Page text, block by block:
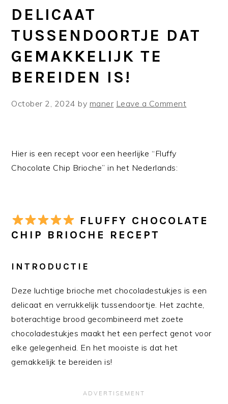
DELICAAT
TUSSENDOORTJE DAT
GEMAKKELIJK TE
BEREIDEN IS!
October 2, 2024 by maner Leave a Comment
Hier is een recept voor een heerlijke “Fluffy
Chocolate Chip Brioche” in het Nederlands:
FLUFFY CHOCOLATE
CHIP BRIOCHE RECEPT
INTRODUCTIE
Deze luchtige brioche met chocoladestukjes is een
delicaat en verrukkelijk tussendoortje. Het zachte,
boterachtige brood gecombineerd met zoete
chocoladestukjes maakt het een perfect genot voor
elke gelegenheid. En het mooiste is dat het
gemakkelijk te bereiden is!